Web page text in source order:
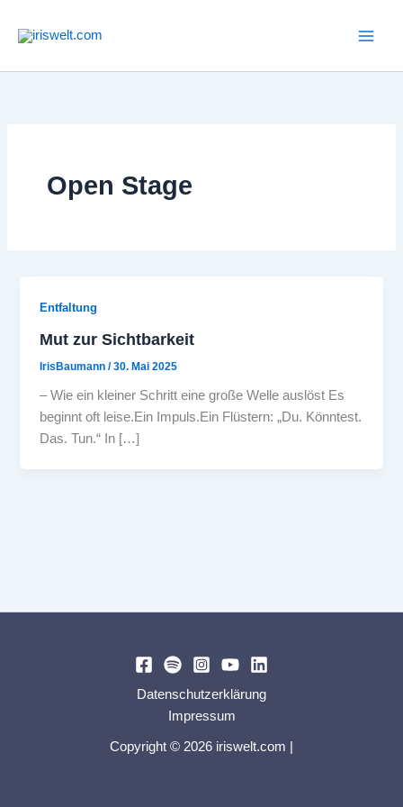
Inhalt
Open Stage
Entfaltung
Mut zur Sichtbarkeit
IrisBaumann/30. Mai 2025
– Wie ein kleiner Schritt eine große Welle auslöst Es
beginnt oft leise.Ein Impuls.Ein Flüstern: „Du. Könntest.
Das. Tun.“ In […]
Datenschutzerklärung
Impressum
Copyright © 2026 iriswelt.com |